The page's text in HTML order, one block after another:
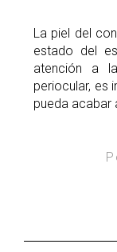
La piel del
estado del
atención a
periocular, es
pueda acabar